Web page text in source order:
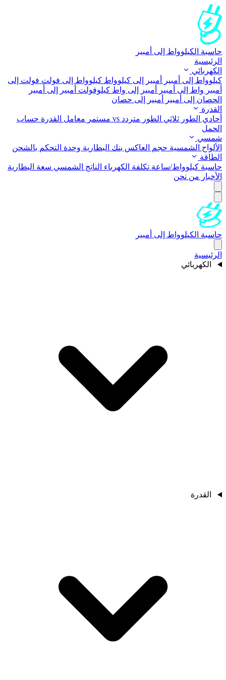
حاسبة الكيلوواط إلى أمبير
الرئيسية
الكهربائي
كيلوواط إلى أمبير
أمبير إلى كيلوواط كيلوواط إلى فولت فولت إلى
أمبير واط إلى أمبير أمبير إلى واط كيلوفولت أمبير إلى أمبير
الحصان إلى أمبير
أمبير إلى حصان
القدرة
أحادي الطور ثلاثي الطور متردد vs مستمر معامل القدرة حساب
الحمل
شمسي
الألواح الشمسية حجم العاكس بنك البطارية وحدة التحكم بالشحن
الطاقة
حاسبة كيلوواط/ساعة تكلفة الكهرباء الناتج الشمسي سعة البطارية
الأخبار من نحن
حاسبة الكيلوواط إلى أمبير
الرئيسية
الكهربائي
القدرة